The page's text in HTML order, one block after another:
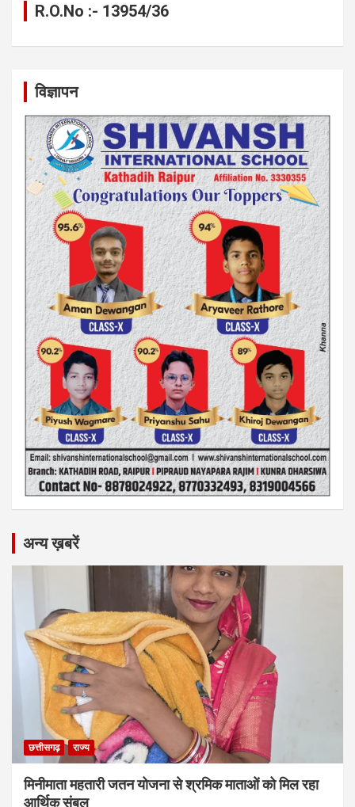
R.O.No :- 13954/36
विज्ञापन
अन्य ख़बरें
छत्तीसगढ़ राज्य
मिनीमाता महतारी जतन योजना से श्रमिक माताओं को मिल रहा
आर्थिक संबल